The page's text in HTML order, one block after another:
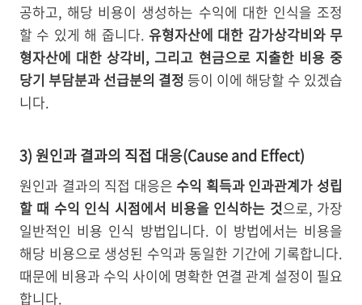
공하고, 해당 비용이 생성하는 수익에 대한 인식을 조정
할 수 있게 해 줍니다. 유형자산에 대한 감가상각비와 무
형자산에 대한 상각비, 그리고 현금으로 지출한 비용 중
당기 부담분과 선급분의 결정 등이 이에 해당할 수 있겠습
니다.
3) 원인과 결과의 직접 대응(Cause and Effect)
원인과 결과의 직접 대응은 수익 획득과 인과관계가 성립
할 때 수익 인식 시점에서 비용을 인식하는 것으로, 가장
일반적인 비용 인식 방법입니다. 이 방법에서는 비용을
해당 비용으로 생성된 수익과 동일한 기간에 기록합니다.
때문에 비용과 수익 사이에 명확한 연결 관계 설정이 필요
합니다.